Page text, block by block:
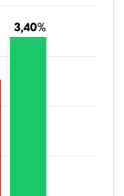
3,40%
3,40%